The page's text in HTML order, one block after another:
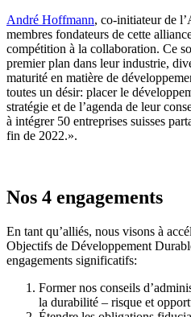
André Hoffmann, co-initiateur de
membres fondateurs de cette
compétition à la collaboration. Ce
premier plan dans leur industrie,
maturité en matière de
toutes un désir: placer le
stratégie et de l’agenda de leur
à intégrer 50 entreprises suisses
fin de 2022.».
Nos 4 engagements
En tant qu’alliés, nous visons à
Objectifs de Développement
engagements significatifs:
Former nos conseils
la durabilité – risque et